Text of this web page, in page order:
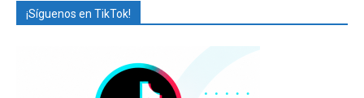
¡Síguenos en TikTok!